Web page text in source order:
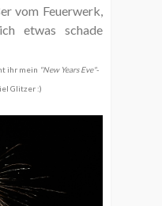
vom Feuerwerk,
etwas schade
ihr mein "New Years Eve"-
Glitzer :)